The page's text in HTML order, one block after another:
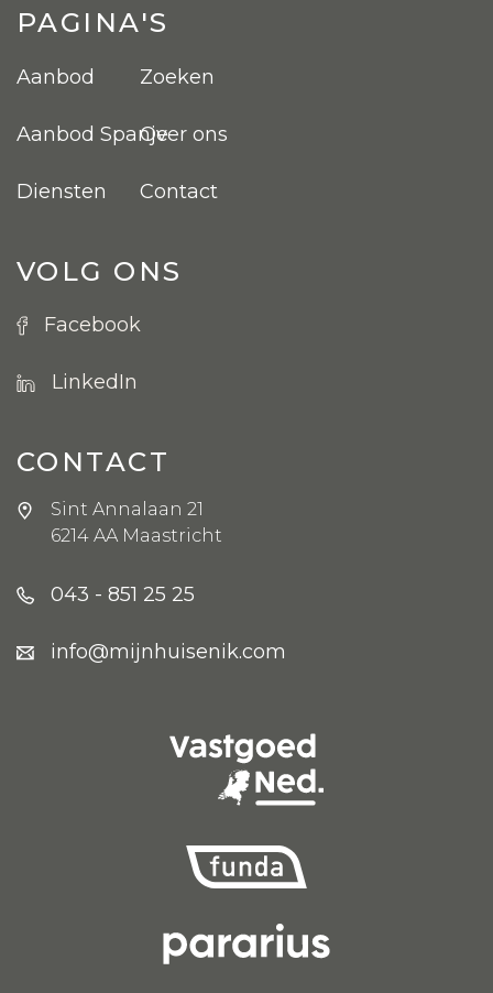
PAGINA'S
Aanbod
Aanbod Spanje
Diensten
Zoeken
Over ons
Contact
VOLG ONS
Facebook
LinkedIn
CONTACT
Sint Annalaan 21
6214 AA Maastricht
043 - 851 25 25
info@mijnhuisenik.com